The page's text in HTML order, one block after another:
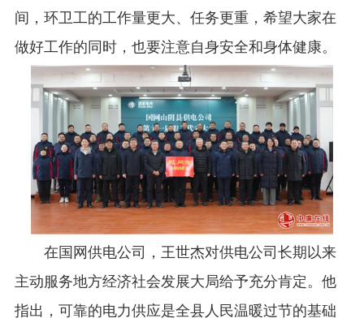
间，环卫工的工作量更大、任务更重，希望大家在
做好工作的同时，也要注意自身安全和身体健康。
在国网供电公司，王世杰对供电公司长期以来
主动服务地方经济社会发展大局给予充分肯定。他
指出，可靠的电力供应是全县人民温暖过节的基础